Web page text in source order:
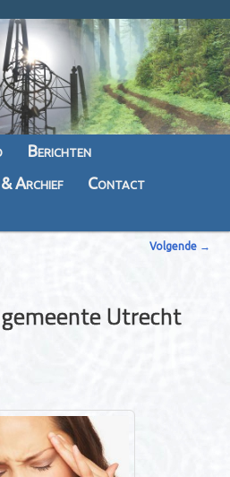
Berichten
& Archief
Contact
Volgende →
Utrecht